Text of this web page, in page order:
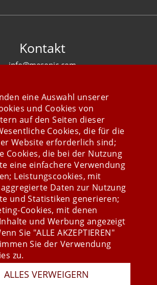
Kontakt
info@mesonic.com
connected
Presse
eine Auswahl unserer
und Cookies von
auf den Seiten dieser
Cookies, die für die
Website erforderlich sind;
Cookies, die bei der Nutzung
eine einfachere Verwendung
Leistungscookies, mit
Daten zur Nutzung
und Statistiken generieren;
Cookies, mit denen
und Werbung angezeigt
Sie "ALLE AKZEPTIEREN"
Sie der Verwendung
zu.
ALLES VERWEIGERN